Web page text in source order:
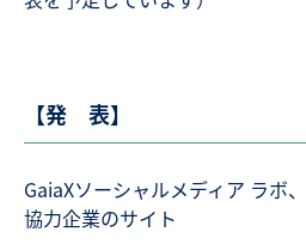
【発 表】
GaiaXソーシャルメディア ラボ
協力企業のサイト